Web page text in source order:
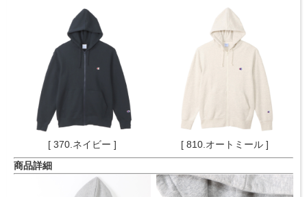
[ 370.ネイビー ]
[ 810.オートミール ]
商品詳細